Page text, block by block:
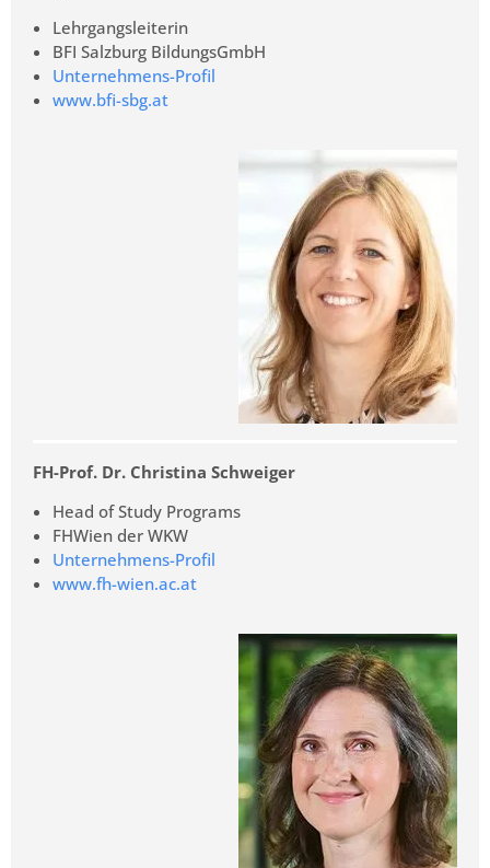
Lehrgangsleiterin
BFI Salzburg BildungsGmbH
Unternehmens-Profil
www.bfi-sbg.at
FH-Prof. Dr. Christina Schweiger
Head of Study Programs
FHWien der WKW
Unternehmens-Profil
www.fh-wien.ac.at